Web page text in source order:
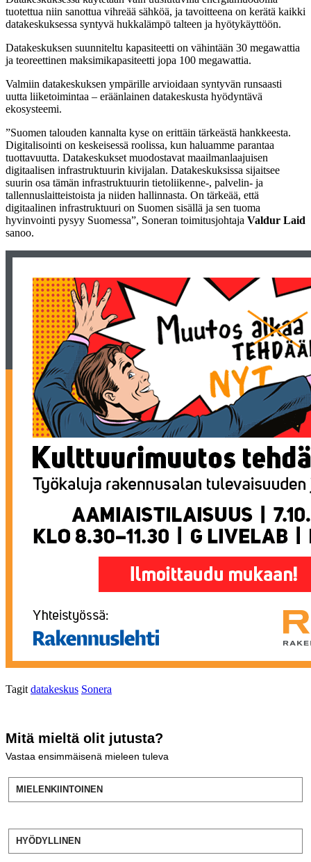
tuotettua niin sanottua vihreää sähköä, ja tavoitteena on kerätä kaikki
datakeskuksessa syntyvä hukkalämpö talteen ja hyötykäyttöön.
Datakeskuksen suunniteltu kapasiteetti on vähintään 30 megawattia
ja teoreettinen maksimikapasiteetti jopa 100 megawattia.
Valmiin datakeskuksen ympärille arvioidaan syntyvän runsaasti
uutta liiketoimintaa – eräänlainen datakeskusta hyödyntävä
ekosysteemi.
”Suomen talouden kannalta kyse on erittäin tärkeästä hankkeesta.
Digitalisointi on keskeisessä roolissa, kun haluamme parantaa
tuottavuutta. Datakeskukset muodostavat maailmanlaajuisen
digitaalisen infrastruktuurin kivijalan. Datakeskuksissa sijaitsee
suurin osa tämän infrastruktuurin tietoliikenne-, palvelin- ja
tallennuslaitteistoista ja niiden hallinnasta. On tärkeää, että
digitaalinen infrastruktuuri on Suomen sisällä ja sen tuoma
hyvinvointi pysyy Suomessa”, Soneran toimitusjohtaja Valdur Laid
sanoo.
Tagit datakeskus Sonera
Mitä mieltä olit jutusta?
Vastaa ensimmäisenä mieleen tuleva
MIELENKIINTOINEN
HYÖDYLLINEN